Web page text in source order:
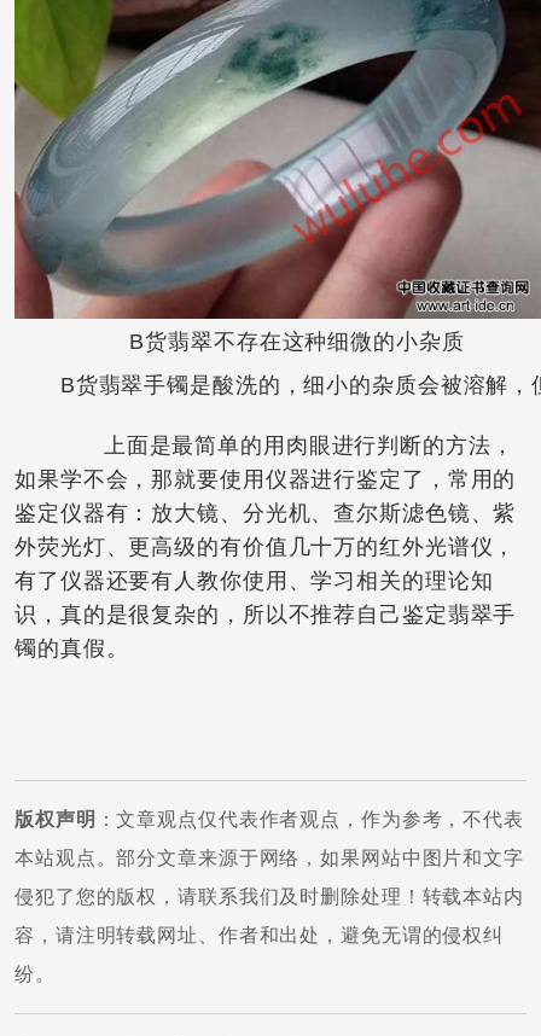
B货翡翠不存在这种细微的小杂质
B货翡翠手镯是酸洗的，细小的杂质会被溶解，
上面是最简单的用肉眼进行判断的方法，
如果学不会，那就要使用仪器进行鉴定了，常用的
鉴定仪器有：放大镜、分光机、查尔斯滤色镜、紫
外荧光灯、更高级的有价值几十万的红外光谱仪，
有了仪器还要有人教你使用、学习相关的理论知
识，真的是很复杂的，所以不推荐自己鉴定翡翠手
镯的真假。
版权声明 ：文章观点仅代表作者观点，作为参考，不代表
本站观点。部分文章来源于网络，如果网站中图片和文字
侵犯了您的版权，请联系我们及时删除处理！转载本站内
容，请注明转载网址、作者和出处，避免无谓的侵权纠
纷。